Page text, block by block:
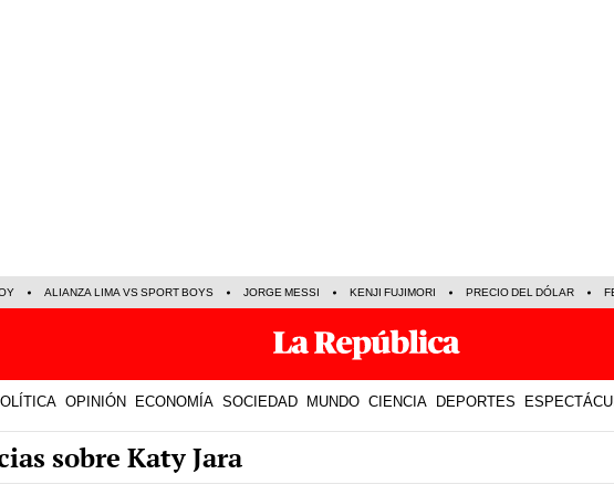
ALIANZA LIMA VS SPORT BOYS JORGE MESSI KENJI FUJIMORI PRECIO DEL DÓLAR
OPINIÓN ECONOMÍA SOCIEDAD MUNDO CIENCIA DEPORTES
sobre Katy Jara